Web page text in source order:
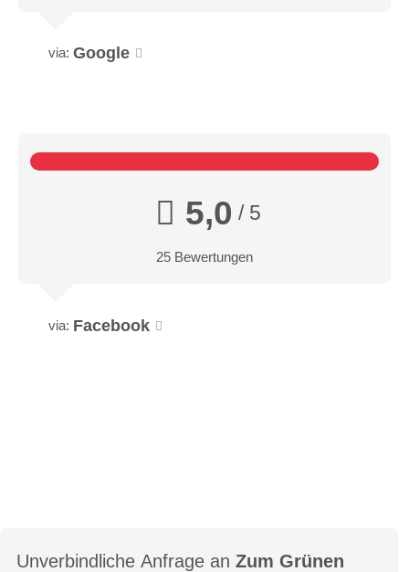
via: Google
5,0 / 5
25 Bewertungen
via: Facebook
Unverbindliche Anfrage an Zum Grünen